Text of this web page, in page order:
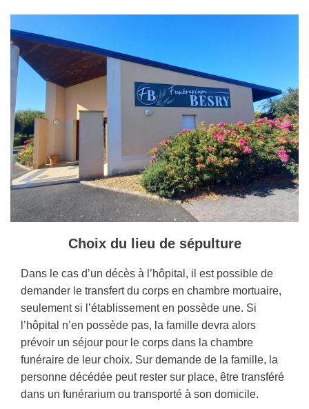
Choix du lieu de sépulture
Dans le cas d’un décès à l’hôpital, il est possible de
demander le transfert du corps en chambre mortuaire,
seulement si l’établissement en possède une. Si
l’hôpital n’en possède pas, la famille devra alors
prévoir un séjour pour le corps dans la chambre
funéraire de leur choix. Sur demande de la famille, la
personne décédée peut rester sur place, être transféré
dans un funérarium ou transporté à son domicile.